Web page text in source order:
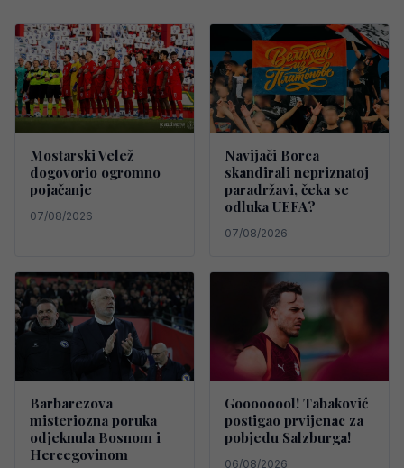
Mostarski Velež
dogovorio ogromno
pojačanje
07/08/2026
Navijači Borca
skandirali nepriznatoj
paradržavi, čeka se
odluka UEFA?
07/08/2026
Barbarezova
misteriozna poruka
odjeknula Bosnom i
Hercegovinom
Goooooool! Tabaković
postigao prvijenac za
pobjedu Salzburga!
06/08/2026